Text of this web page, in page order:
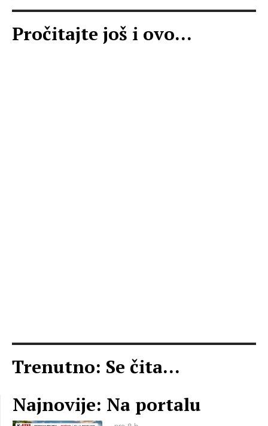
Pročitajte još i ovo...
Trenutno: Se čita...
Najnovije: Na portalu